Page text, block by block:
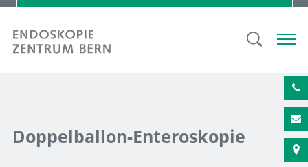
Doppelballon-Enteroskopie